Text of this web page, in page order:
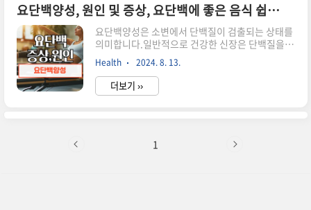
서 요단백 ±(약양성) 결과를 받고 며칠간 잠을 설
친 경험이 있습니다.하지만 요단백 경계는 반드시
신장 질환을 의미하는 것은 아닙니다. 실제로 건강
한 성인의 경우에도 일시적으로 요단백 수치가 상
승할 수 있으며, 이는 다양한 생리적 요인에 의해 발
생합니다. 오늘은 요단백 검사 결과의 정확한 의미
와 대처법에 대해 상세히 ..
요단백양성, 원인 및 증상, 요단백에 좋은 음식 쉽고 자세히 알아볼게요
요단백양성은 소변에서 단백질이 검출되는 상태를
의미합니다.일반적으로 건강한 신장은 단백질을
체내에 보존하고 소변으로 배출되지 않도록 합니
다. 하지만 신장이 손상되거나 특정 건강 문제로 인
해 단백질이 소변에 배출될 수 있으며, 이때 요단백
양성 반응이 나타납니다.요단백경계 상태는 요단
소변에서 검출된 단백질의 양을 의미합니다.정상
Health 2024. 8. 13.
더보기 ››
1